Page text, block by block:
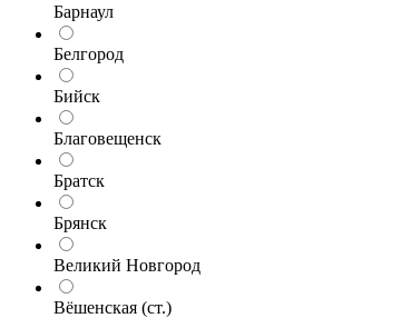
Барнаул
Белгород
Бийск
Благовещенск
Братск
Брянск
Великий Новгород
Вёшенская (ст.)